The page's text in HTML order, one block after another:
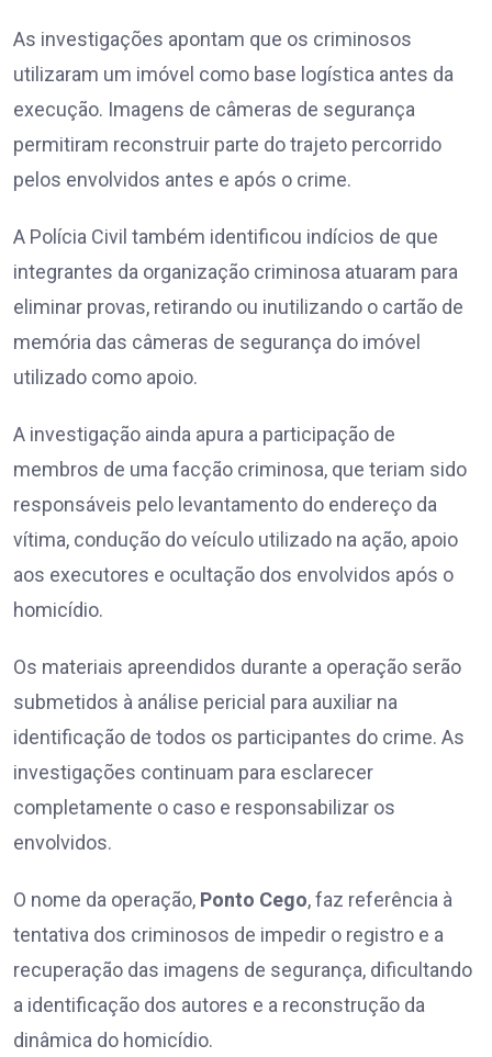
As investigações apontam que os criminosos
utilizaram um imóvel como base logística antes da
execução. Imagens de câmeras de segurança
permitiram reconstruir parte do trajeto percorrido
pelos envolvidos antes e após o crime.
A Polícia Civil também identificou indícios de que
integrantes da organização criminosa atuaram para
eliminar provas, retirando ou inutilizando o cartão de
memória das câmeras de segurança do imóvel
utilizado como apoio.
A investigação ainda apura a participação de
membros de uma facção criminosa, que teriam sido
responsáveis pelo levantamento do endereço da
vítima, condução do veículo utilizado na ação, apoio
aos executores e ocultação dos envolvidos após o
homicídio.
Os materiais apreendidos durante a operação serão
submetidos à análise pericial para auxiliar na
identificação de todos os participantes do crime. As
investigações continuam para esclarecer
completamente o caso e responsabilizar os
envolvidos.
O nome da operação, Ponto Cego, faz referência à
tentativa dos criminosos de impedir o registro e a
recuperação das imagens de segurança, dificultando
a identificação dos autores e a reconstrução da
dinâmica do homicídio.